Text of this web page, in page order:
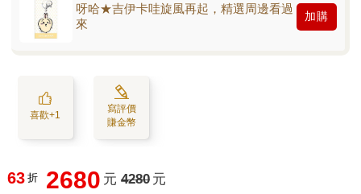
呀哈★吉伊卡哇旋風再起，精選周邊看過
來
加購
喜歡+1
寫評價
賺金幣
63 折 2680 元 4280 元